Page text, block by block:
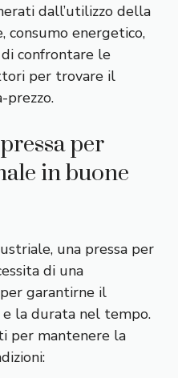
dall’utilizzo della
consumo energetico,
confrontare le
per trovare il
per
in buone
una pressa per
di una
garantirne il
la durata nel tempo.
per mantenere la